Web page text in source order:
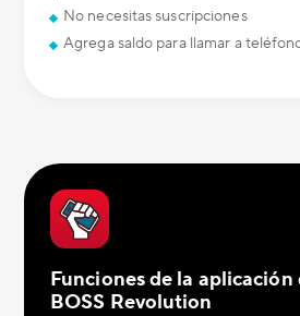
No necesitas suscripciones
Agrega saldo para llamar a
Funciones de la aplicación
BOSS Revolution